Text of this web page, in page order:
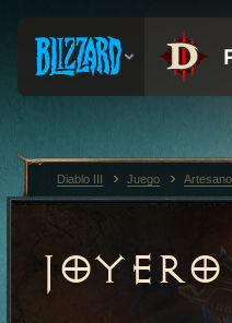
JOYERO
Diablo III Juego